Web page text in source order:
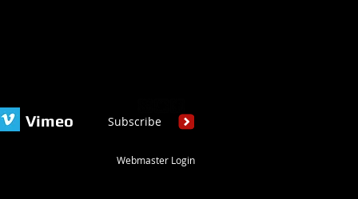
Vimeo Subscribe
Webmaster Login